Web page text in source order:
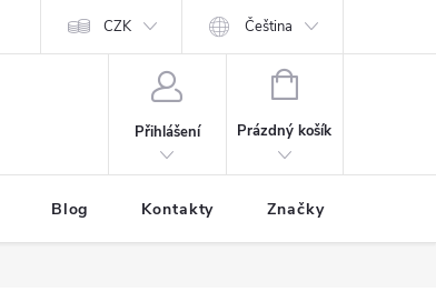
CZK Čeština
Přihlášení
NÁKUPNÍ
Prázdný košík
Blog Kontakty Značky